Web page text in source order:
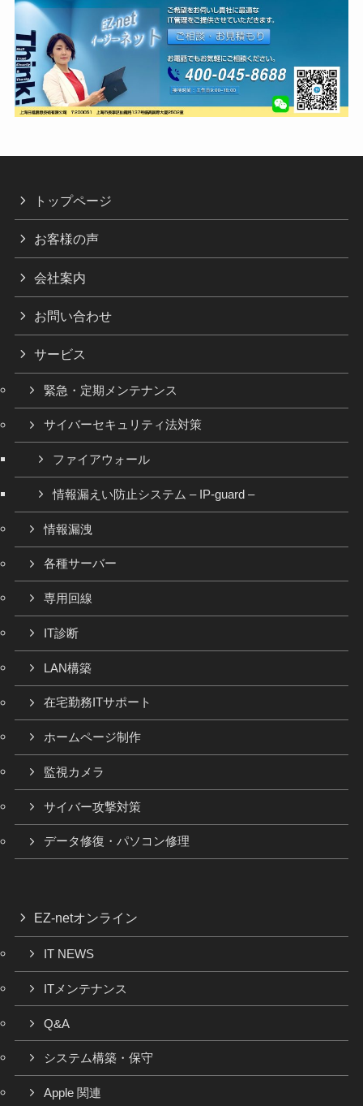
トップページ
お客様の声
会社案内
お問い合わせ
サービス
緊急・定期メンテナンス
サイバーセキュリティ法対策
ファイアウォール
情報漏えい防止システム – IP-guard –
情報漏洩
各種サーバー
専用回線
IT診断
LAN構築
在宅勤務ITサポート
ホームページ制作
監視カメラ
サイバー攻撃対策
データ修復・パソコン修理
EZ-netオンライン
IT NEWS
ITメンテナンス
Q&A
システム構築・保守
Apple 関連